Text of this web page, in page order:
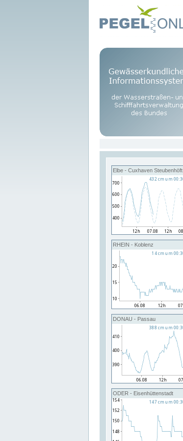
Elbe - Cuxhaven Steubenhöft
RHEIN - Koblenz
DONAU - Passau
ODER - Eisenhüttenstadt